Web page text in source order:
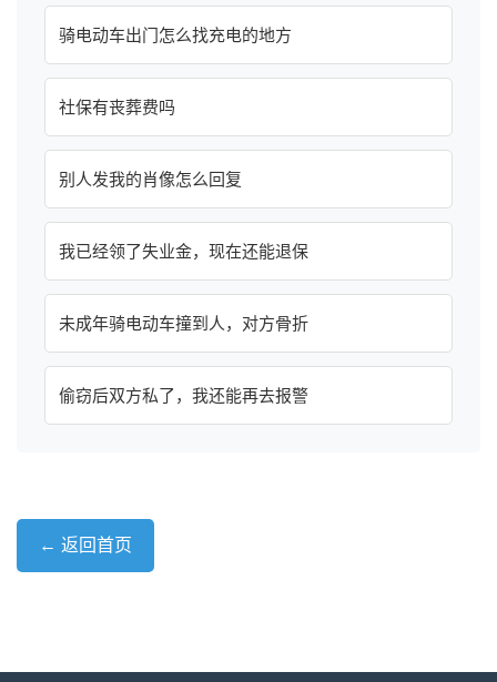
骑电动车出门怎么找充电的地方
社保有丧葬费吗
别人发我的肖像怎么回复
我已经领了失业金，现在还能退保
未成年骑电动车撞到人，对方骨折
偷窃后双方私了，我还能再去报警
← 返回首页